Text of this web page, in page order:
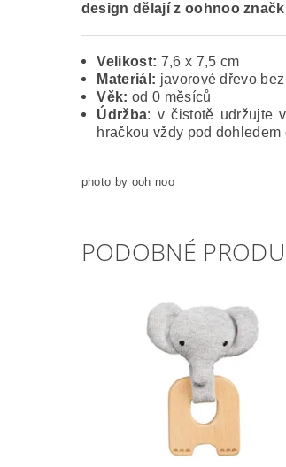
design dělají z oohnoo
Velikost: 7,6 x 7,5 cm
Materiál: javorové dřevo
Věk: od 0 měsíců
Údržba: v čistotě udržujte
hračkou vždy pod
photo by ooh noo
PODOBNÉ